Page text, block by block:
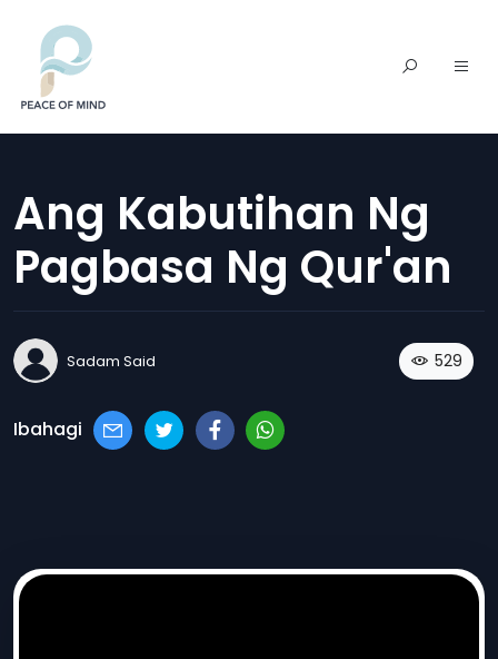
Ang Kabutihan Ng
Pagbasa Ng Qur'an
Sadam Said 529
Ibahagi